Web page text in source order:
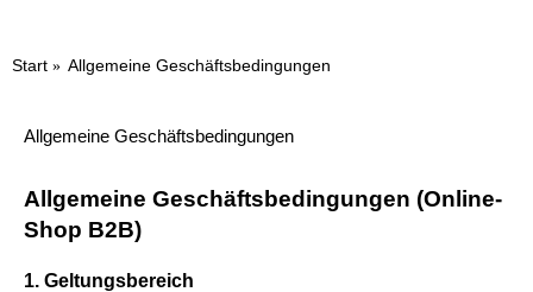
Start Allgemeine Geschäftsbedingungen
Allgemeine Geschäftsbedingungen
Allgemeine Geschäftsbedingungen (Online-
Shop B2B)
1. Geltungsbereich